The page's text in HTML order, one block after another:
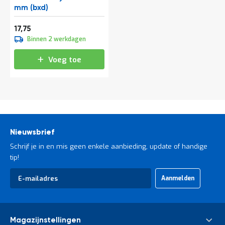
t
Mijn
mm (bxd)
Vanaf
17,75
Binnen 2 werkdagen
Voeg toe
Nieuwsbrief
Schrijf je in en mis geen enkele aanbieding, update of handige
tip!
Abonneer
op
Aanmelden
Magazijnstellingen